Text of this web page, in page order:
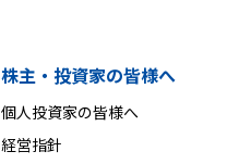
株主・投資家の皆様へ
個人投資家の皆様へ
経営指針